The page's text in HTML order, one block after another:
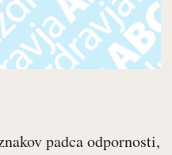
padca odpornosti,